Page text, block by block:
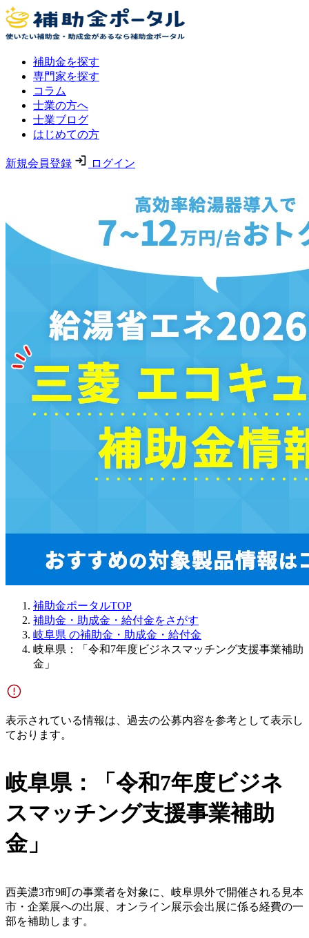
補助金を探す
専門家を探す
コラム
士業の方へ
士業ブログ
はじめての方
新規会員登録 ログイン
補助金ポータルTOP
補助金・助成金・給付金をさがす
岐阜県 の補助金・助成金・給付金
岐阜県：「令和7年度ビジネスマッチング支援事業補助
金」
表示されている情報は、過去の公募内容を参考として表示し
ております。
岐阜県：「令和7年度ビジネ
スマッチング支援事業補助
金」
西美濃3市9町の事業者を対象に、岐阜県外で開催される見本
市・企業展への出展、オンライン展示会出展に係る経費の一
部を補助します。